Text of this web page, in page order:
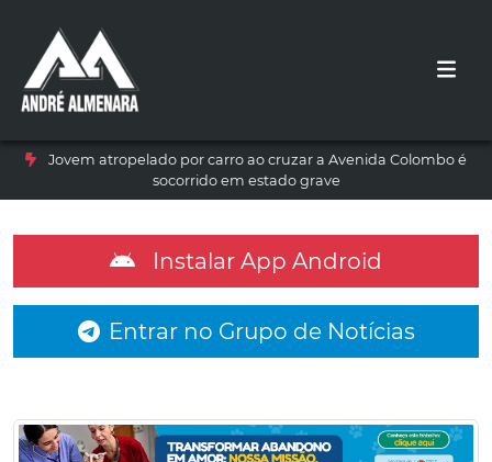
Jovem atropelado por carro ao cruzar a Avenida Colombo é
socorrido em estado grave
Instalar App Android
Entrar no Grupo de Notícias